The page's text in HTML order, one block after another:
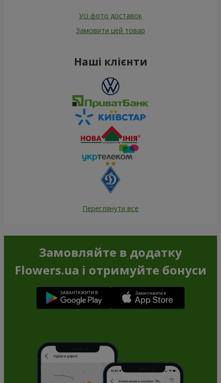
Усі фото доставок
Замовити цей товар
Наші клієнти
Переглянути все
Замовляйте в додатку
Flowers.ua і отримуйте бонуси